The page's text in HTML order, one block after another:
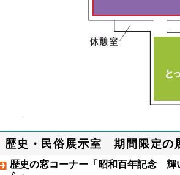
歴史・民俗展示室 期間限定の
歴史の窓コーナー「昭和百年記念 輝